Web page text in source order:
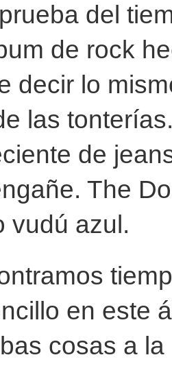
del
de rock
decir lo
las
de
The
vudú azul.
en este
cosas a